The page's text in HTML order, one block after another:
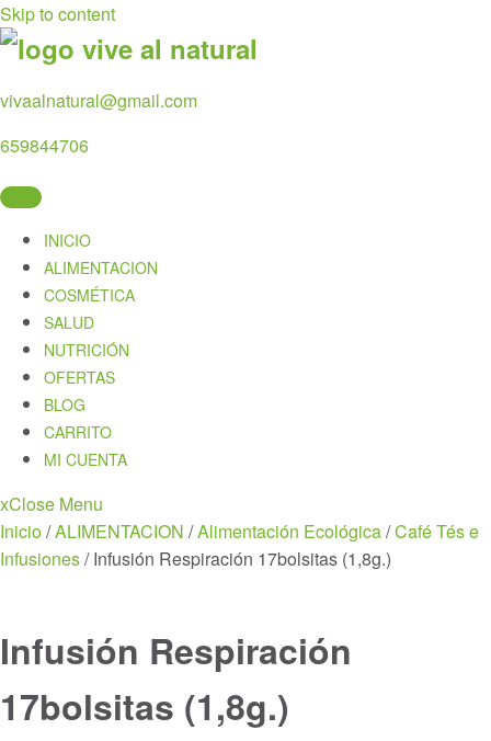
Skip to content
vivaalnatural@gmail.com
659844706
INICIO
ALIMENTACION
COSMÉTICA
SALUD
NUTRICIÓN
OFERTAS
BLOG
CARRITO
MI CUENTA
xClose Menu
Inicio/ALIMENTACION /Alimentación Ecológica/Café Tés e
Infusiones/ Infusión Respiración 17bolsitas (1,8g.)
Infusión Respiración
17bolsitas (1,8g.)